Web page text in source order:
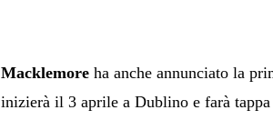
Macklemore ha anche annunciato la
inizierà il 3 aprile a Dublino e farà